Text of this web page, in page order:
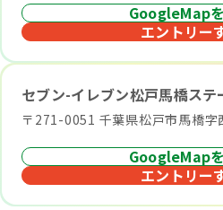
GoogleMap
エントリー
セブン-イレブン松戸馬橋ス
〒271-0051 千葉県松戸市馬橋字
GoogleMap
エントリー